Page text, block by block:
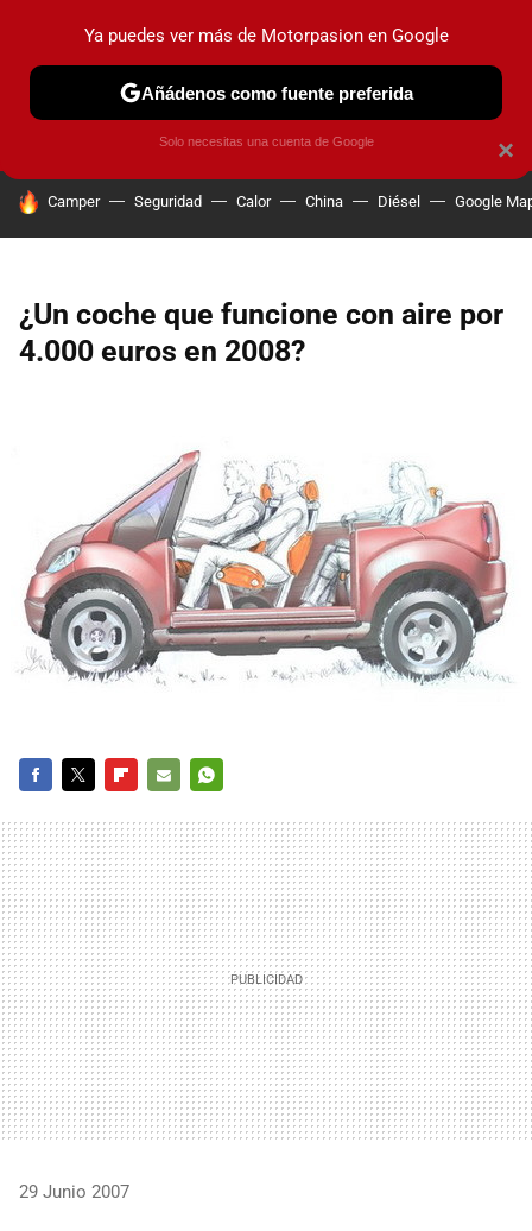
PRUEBAS COCHES ELÉCTRICOS OBSERVATORIO
HOY SE HABLA DE
Camper Seguridad Calor China Diésel Google
¿Un coche que funcione con aire por
4.000 euros en 2008?
MAIL
29 Junio 2007
×
Ya puedes ver más de Motorpasion en Google
Añádenos como fuente preferida
Solo necesitas una cuenta de Google